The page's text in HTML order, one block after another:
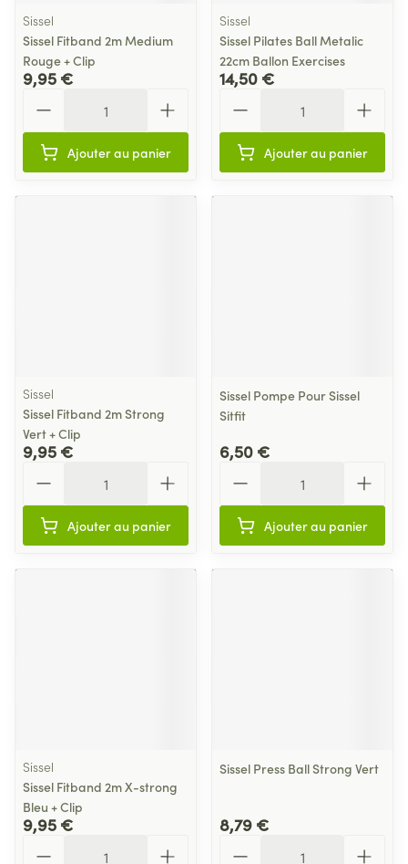
Sissel
Sissel Fitband 2m Medium
Rouge + Clip
9,95 €
Ajouter au panier
Sissel
Sissel Pilates Ball Metalic
22cm Ballon Exercises
14,50 €
Ajouter au panier
Sissel
Sissel Fitband 2m Strong
Vert + Clip
9,95 €
Ajouter au panier
Sissel Pompe Pour Sissel
Sitfit
6,50 €
Ajouter au panier
Sissel
Sissel Fitband 2m X-strong
Bleu + Clip
9,95 €
Sissel Press Ball Strong Vert
8,79 €